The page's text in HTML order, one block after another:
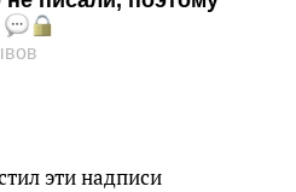
эти надписи